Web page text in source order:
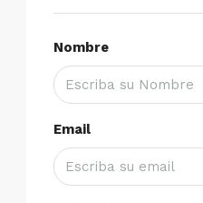
Nombre
Email